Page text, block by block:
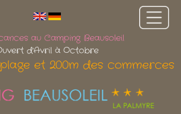
au Camping Beausoleil
d'Avril à Octobre
et 200m des commerces